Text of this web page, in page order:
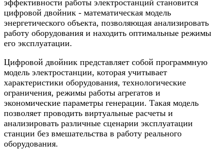
эффективности работы электростанций становится
цифровой двойник - математическая модель
энергетического объекта, позволяющая анализировать
работу оборудования и находить оптимальные режимы
его эксплуатации.
Цифровой двойник представляет собой программную
модель электростанции, которая учитывает
характеристики оборудования, технологические
ограничения, режимы работы агрегатов и
экономические параметры генерации. Такая модель
позволяет проводить виртуальные расчеты и
анализировать различные сценарии эксплуатации
станции без вмешательства в работу реального
оборудования.